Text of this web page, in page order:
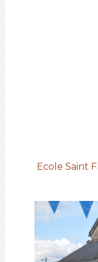
Ecole Saint